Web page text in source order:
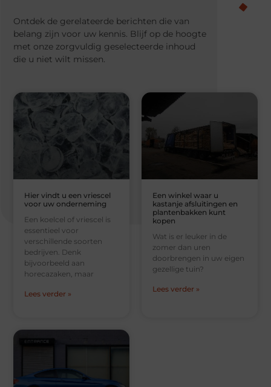
Ontdek de gerelateerde berichten die van
belang zijn voor uw kennis. Blijf op de hoogte
met onze zorgvuldig geselecteerde inhoud
die u niet wilt missen.
Hier vindt u een vriescel
voor uw onderneming
Een koelcel of vriescel is
essentieel voor
verschillende soorten
bedrijven. Denk
bijvoorbeeld aan
horecazaken, maar
Lees verder »
Een winkel waar u
kastanje afsluitingen en
plantenbakken kunt
kopen
Wat is er leuker in de
zomer dan uren
doorbrengen in uw eigen
gezellige tuin?
Lees verder »